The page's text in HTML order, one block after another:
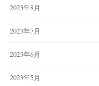
2023年8月
2023年7月
2023年6月
2023年5月